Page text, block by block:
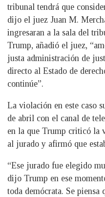
tribunal tendrá que
dijo el juez Juan M.
ingresaran a la sala del
Trump, añadió el juez,
justa administración de
directo al Estado de
continúe”.
La violación en este caso
de abril con el canal de
en la que Trump criticó la
al jurado y afirmó que
“Ese jurado fue elegido
dijo Trump en ese
toda demócrata. Se piensa